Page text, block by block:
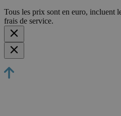
Tous les prix sont en euro, incluent
frais de service.